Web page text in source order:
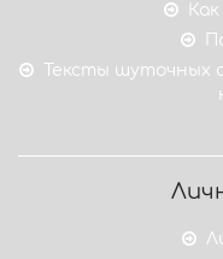
Тексты шуточных